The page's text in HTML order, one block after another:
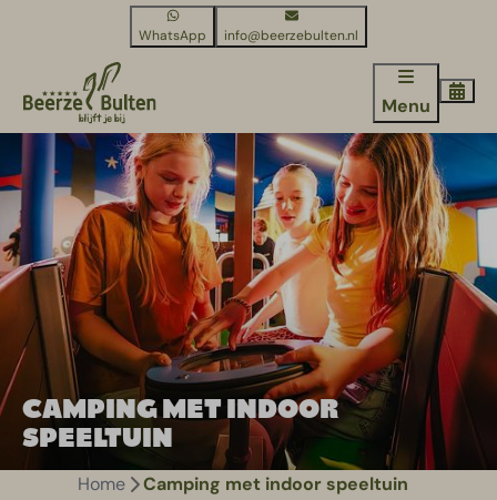
WhatsApp info@beerzebulten.nl
Menu
CAMPING MET INDOOR
SPEELTUIN
Home Camping met indoor speeltuin